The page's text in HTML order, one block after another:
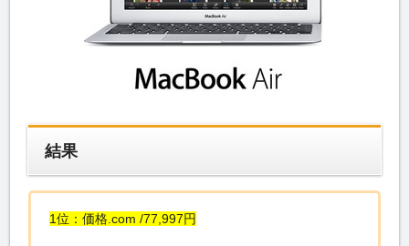
結果
1位：価格.com /77,997円